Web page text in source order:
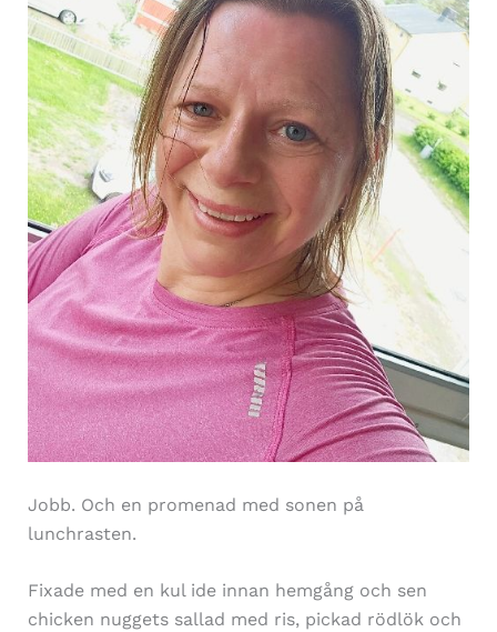
Jobb. Och en promenad med sonen på
lunchrasten.
Fixade med en kul ide innan hemgång och sen
chicken nuggets sallad med ris, pickad rödlök och